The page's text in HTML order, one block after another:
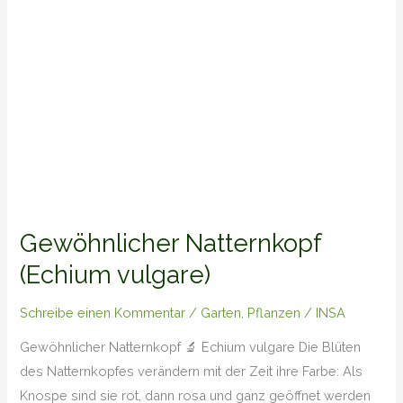
Gewöhnlicher Natternkopf
(Echium vulgare)
Schreibe einen Kommentar / Garten Pflanzen / INSA
Gewöhnlicher Natternkopf 🔬 Echium vulgare Die Blüten
des Natternkopfes verändern mit der Zeit ihre Farbe: Als
Knospe sind sie rot, dann rosa und ganz geöffnet werden